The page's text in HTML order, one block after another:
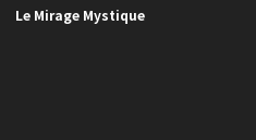
Le Mirage Mystique